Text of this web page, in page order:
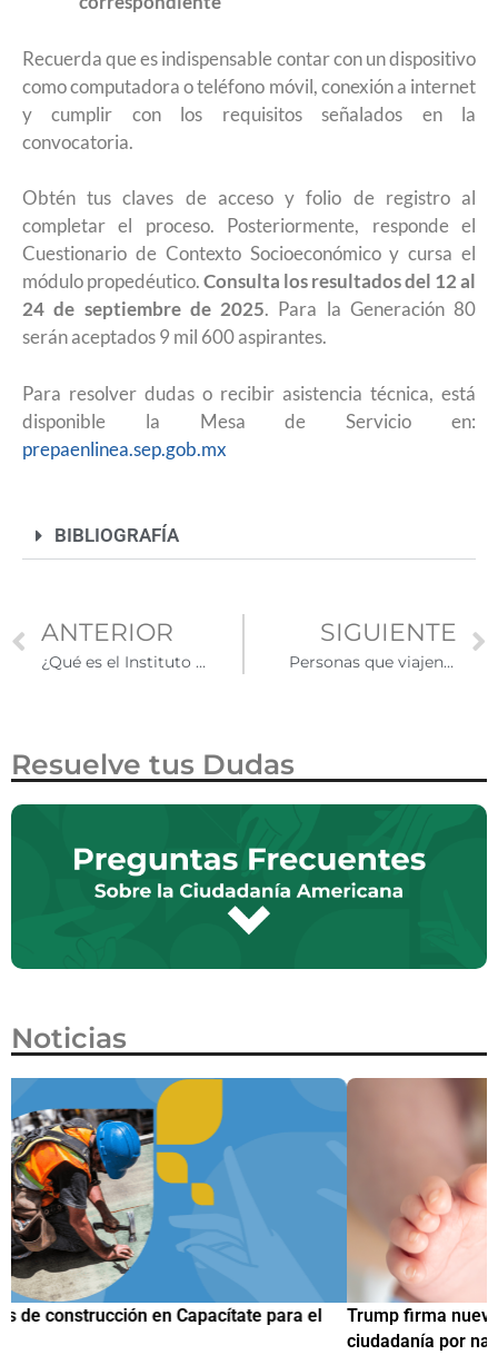
Recuerda que es indispensable contar con un dispositivo
como computadora o teléfono móvil, conexión a internet
y cumplir con los requisitos señalados en la
convocatoria.
Obtén tus claves de acceso y folio de registro al
completar el proceso. Posteriormente, responde el
Cuestionario de Contexto Socioeconómico y cursa el
módulo propedéutico.Consulta los resultados del 12 al
24 de septiembre de 2025. Para la Generación 80
serán aceptados 9 mil 600 aspirantes.
Para resolver dudas o recibir asistencia técnica, está
disponible la Mesa de Servicio en:
prepaenlinea.sep.gob.mx
BIBLIOGRAFÍA
ANTERIOR
¿Qué es el Instituto para las Mujeres en Migración?
SIGUIENTE
Personas que viajen a Estados Unidos con visa de no inmigrante deberán pagar 250 dólares adicionales
Resuelve tus Dudas
Noticias
Trump firma nueva orden ejecutiva para restringir la
ciudadanía por nacimiento, semanas después de que la